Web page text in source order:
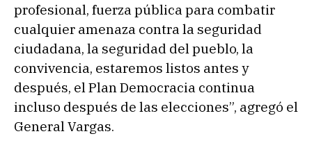
profesional, fuerza pública para combatir
cualquier amenaza contra la seguridad
ciudadana, la seguridad del pueblo, la
convivencia, estaremos listos antes y
después, el Plan Democracia continua
incluso después de las elecciones”, agregó el
General Vargas.